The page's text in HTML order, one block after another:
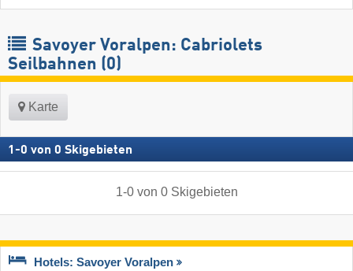
Savoyer Voralpen: Cabriolets
Seilbahnen (0)
Karte
1 -0 von 0 Skigebieten
1-0von 0 Skigebieten
Hotels: Savoyer Voralpen